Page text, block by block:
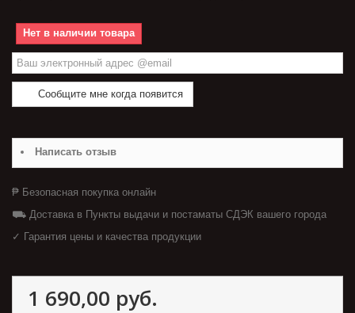
Нет в наличии товара
Сообщите мне когда появится
Написать отзыв
₱ Безопасная покупка онлайн
⛟ Доставка в Пункты выдачи и постаматы СДЭК вашего города
✓ Гарантия цены и качества продукции
1 690,00 руб.